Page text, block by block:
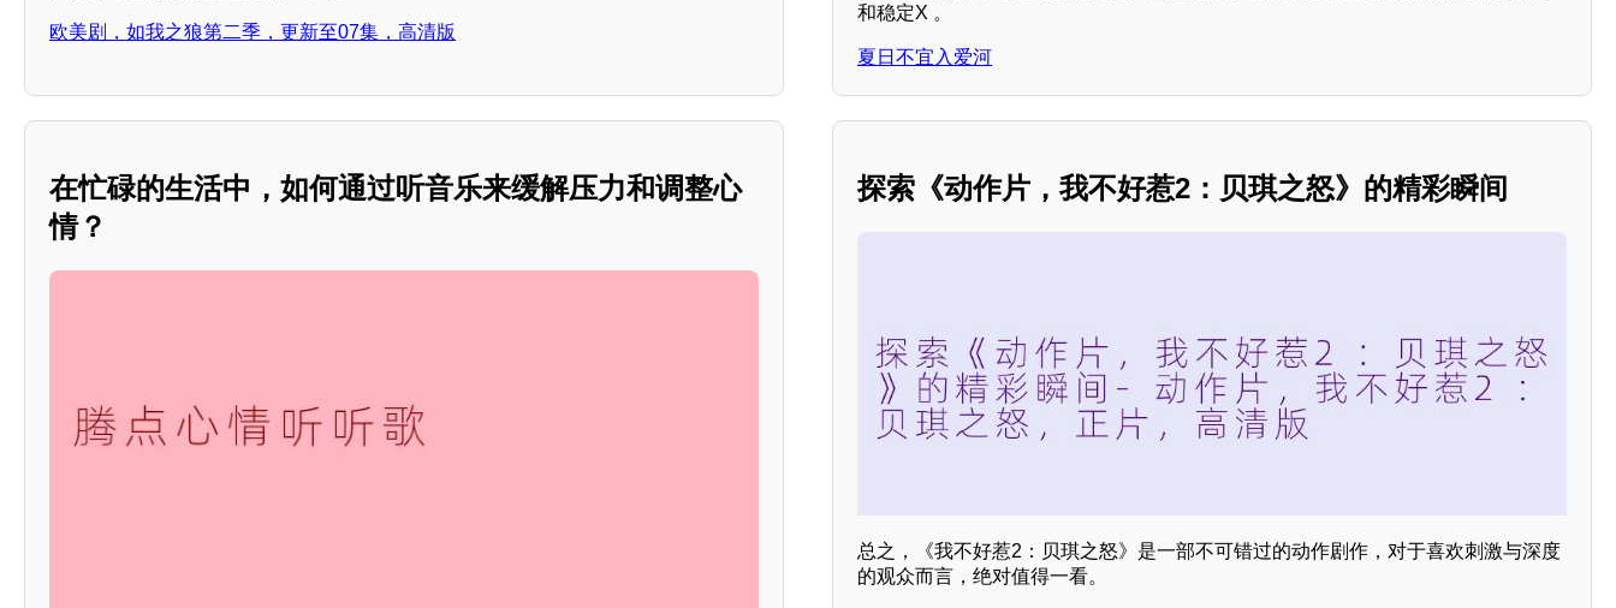
欧美剧，如我之狼第二季，更新至07集，高清版
和稳定X 。
夏日不宜入爱河
在忙碌的生活中，如何通过听音乐来缓解压力和调整心
情？
探索《动作片，我不好惹2：贝琪之怒》的精彩瞬间
总之，《我不好惹2：贝琪之怒》是一部不可错过的动作剧作，对于喜欢刺激与深度
的观众而言，绝对值得一看。